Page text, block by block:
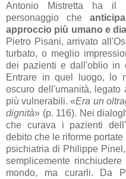
Antonio Mistretta ha il
personaggio che
approccio più umano e
Pietro Pisani, arrivato
turbato, o meglio
dei pazienti e dall'oblio in
Entrare in quel luogo, lo
oscuro dell'umanità, legato
più vulnerabili. «Era un
dignità» (p. 116). Nei
che curava i pazienti
debito che le riforme
psichiatria di Philippe
semplicemente
mondo, ma curarli. Da